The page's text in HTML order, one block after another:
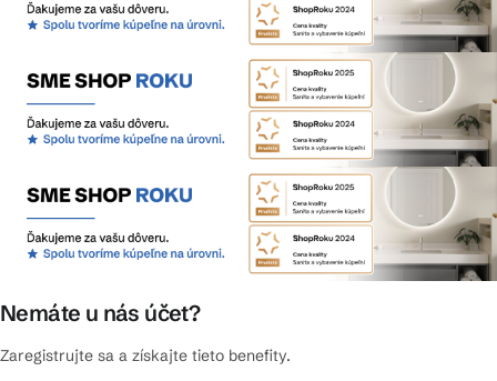
Nemáte u nás účet?
Zaregistrujte sa a získajte tieto benefity.